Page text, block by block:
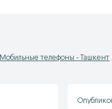
Мобильные телефоны - Ташкент